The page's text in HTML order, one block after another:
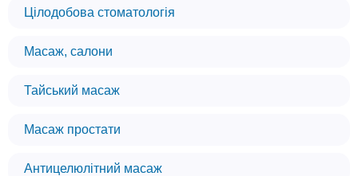
Цілодобова стоматологія
Масаж, салони
Тайський масаж
Масаж простати
Антицелюлітний масаж